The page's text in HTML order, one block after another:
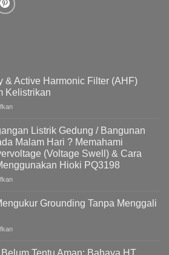
& Active Harmonic Filter (AHF)
Kelistrikan
pada
Quality
&
Active
Harmonic
Filter
(AHF)
Sistem
Kelistrikan
Listrik Gedung / Bangunan
Malam Hari ? Memahami
(Voltage Swell) & Cara
Hioki PQ3198
pada
Tegangan
Listrik
/
Meningkat
Grounding Tanpa Menggali
pada
Mengukur